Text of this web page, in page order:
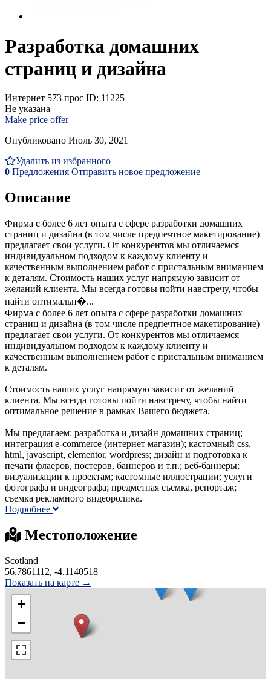
Pазработкa домашних
страниц и дизайна
Интернет 573 прос ID: 11225
Не указана
Make price offer
Опубликовано Июль 30, 2021
Удалить из избранного
0 Предложения Отправить новое предложение
Описание
Фирма с более 6 лет опыта с сфере разработки домашних
страниц и дизайна (в том числе предпечтное макетирование)
предлагает свои услуги. От конкурентов мы отличаемся
индивидуальном подходом к каждому клиенту и
качественным выполнением работ с пристальным вниманием
к деталям. Стоимость наших услуг напрямую зависит от
желаний клиента. Мы всегда готовы пойти навстречу, чтобы
найти оптимальн�...
Фирма с более 6 лет опыта с сфере разработки домашних
страниц и дизайна (в том числе предпечтное макетирование)
предлагает свои услуги. От конкурентов мы отличаемся
индивидуальном подходом к каждому клиенту и
качественным выполнением работ с пристальным вниманием
к деталям.
Стоимость наших услуг напрямую зависит от желаний
клиента. Мы всегда готовы пойти навстречу, чтобы найти
оптимальное решение в рамках Вашего бюджета.
Мы предлагаем: разработка и дизайн домашних страниц;
интеграция e-commerce (интернет магазин); кастомный css,
html, javascript, elementor, wordpress; дизайн и подготовка к
печати флаеров, постеров, баннеров и т.п.; веб-баннеры;
визуализации к проектам; кастомные иллюстрации; услуги
фотографа и видеографа; предметная съемка, репортаж;
съемка рекламного видеоролика.
Подробнее
Местоположение
Scotland
56.7861112, -4.1140518
Показать на карте →
+
−